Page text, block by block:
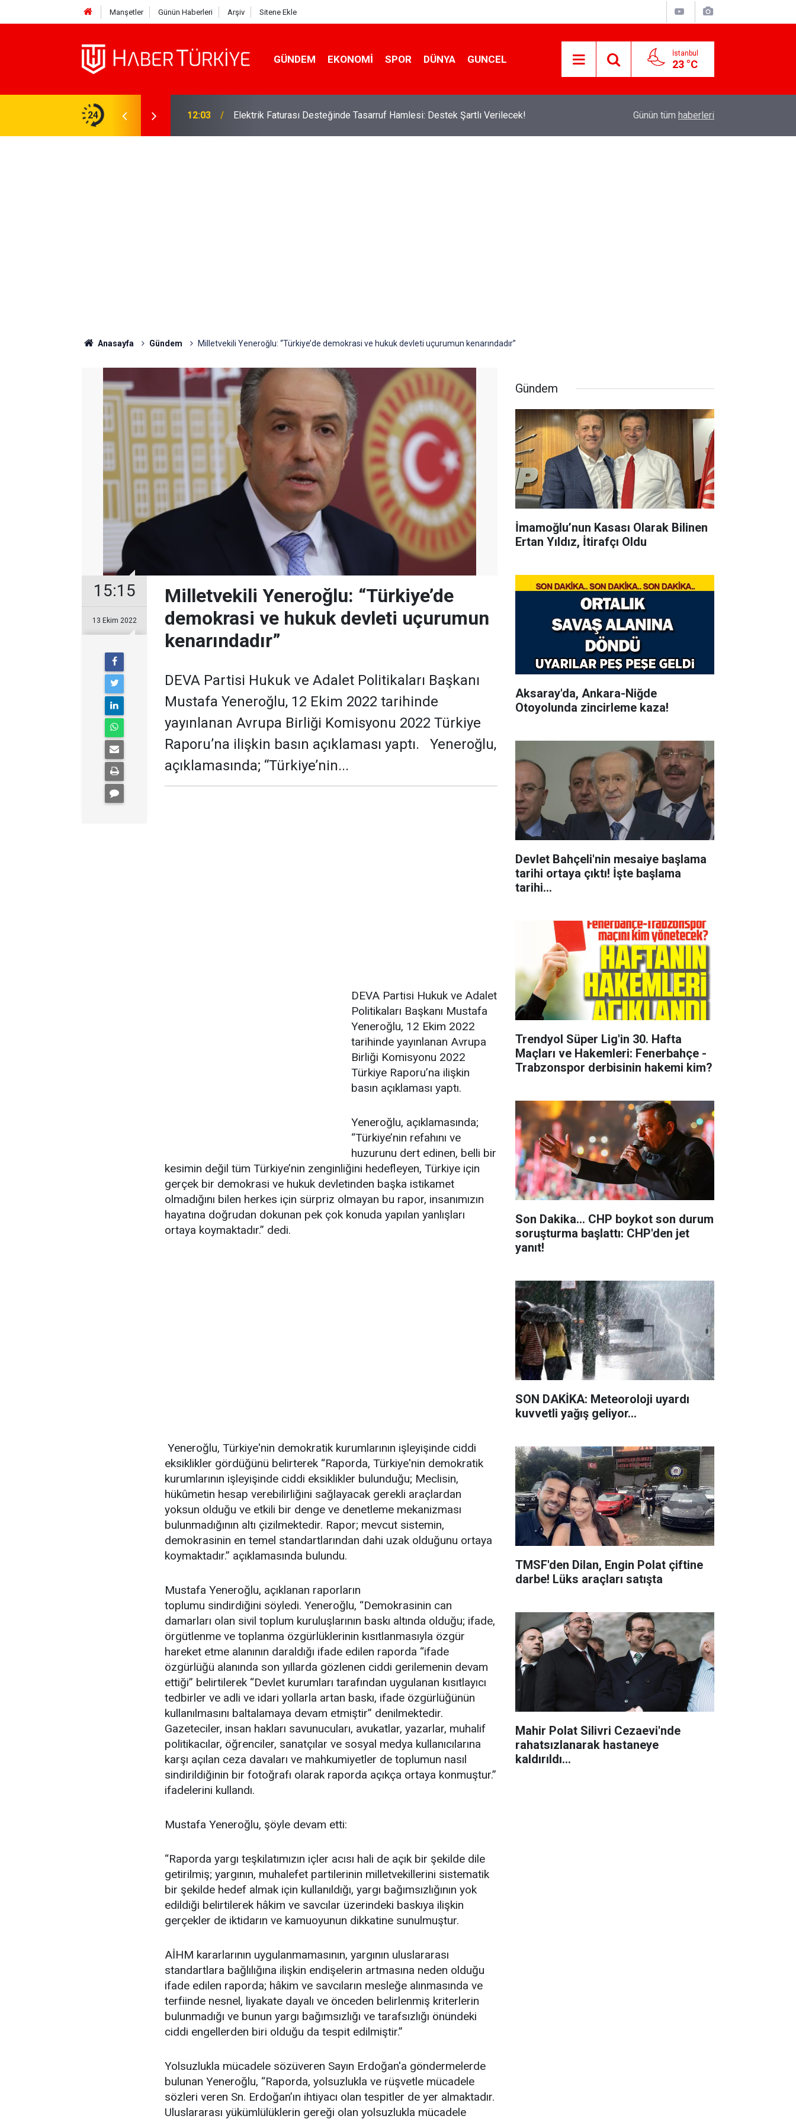
Manşetler Günün Haberleri Arşiv Sitene Ekle
GÜNDEM EKONOMI SPOR DÜNYA GUNCEL İstanbul
23 °C
24
İsmi İlhan Şeşen'den Acı Haber Geldi! 12:03 Elektrik Faturası Desteğinde Tasarruf Hamlesi: Destek Şartlı Verilecek! Vergi Uzmanı Ozan Bingöl'den Vergi
Günün tüm haberleri
Anasayfa Gündem Milletvekili Yeneroğlu: “Türkiye’de demokrasi ve hukuk devleti uçurumun kenarındadır”
15:15
13 Ekim 2022
Milletvekili Yeneroğlu: “Türkiye’de
demokrasi ve hukuk devleti uçurumun
kenarındadır”
DEVA Partisi Hukuk ve Adalet Politikaları Başkanı
Mustafa Yeneroğlu, 12 Ekim 2022 tarihinde
yayınlanan Avrupa Birliği Komisyonu 2022 Türkiye
Raporu’na ilişkin basın açıklaması yaptı. Yeneroğlu,
açıklamasında; “Türkiye’nin...
DEVA Partisi Hukuk ve Adalet
Politikaları Başkanı Mustafa
Yeneroğlu, 12 Ekim 2022
tarihinde yayınlanan Avrupa
Birliği Komisyonu 2022
Türkiye Raporu’na ilişkin
basın açıklaması yaptı.
Yeneroğlu, açıklamasında;
“Türkiye’nin refahını ve
huzurunu dert edinen, belli bir
kesimin değil tüm Türkiye’nin zenginliğini hedefleyen, Türkiye için
gerçek bir demokrasi ve hukuk devletinden başka istikamet
olmadığını bilen herkes için sürpriz olmayan bu rapor, insanımızın
hayatına doğrudan dokunan pek çok konuda yapılan yanlışları
ortaya koymaktadır.” dedi.
Yeneroğlu, Türkiye'nin demokratik kurumlarının işleyişinde ciddi
eksiklikler gördüğünü belirterek “Raporda, Türkiye'nin demokratik
kurumlarının işleyişinde ciddi eksiklikler bulunduğu; Meclisin,
hükûmetin hesap verebilirliğini sağlayacak gerekli araçlardan
yoksun olduğu ve etkili bir denge ve denetleme mekanizması
bulunmadığının altı çizilmektedir. Rapor; mevcut sistemin,
demokrasinin en temel standartlarından dahi uzak olduğunu ortaya
koymaktadır.” açıklamasında bulundu.
Mustafa Yeneroğlu, açıklanan raporların
toplumu sindirdiğini söyledi. Yeneroğlu, “Demokrasinin can
damarları olan sivil toplum kuruluşlarının baskı altında olduğu; ifade,
örgütlenme ve toplanma özgürlüklerinin kısıtlanmasıyla özgür
hareket etme alanının daraldığı ifade edilen raporda “ifade
özgürlüğü alanında son yıllarda gözlenen ciddi gerilemenin devam
ettiği” belirtilerek “Devlet kurumları tarafından uygulanan kısıtlayıcı
tedbirler ve adli ve idari yollarla artan baskı, ifade özgürlüğünün
kullanılmasını baltalamaya devam etmiştir” denilmektedir.
Gazeteciler, insan hakları savunucuları, avukatlar, yazarlar, muhalif
politikacılar, öğrenciler, sanatçılar ve sosyal medya kullanıcılarına
karşı açılan ceza davaları ve mahkumiyetler de toplumun nasıl
sindirildiğinin bir fotoğrafı olarak raporda açıkça ortaya konmuştur.”
ifadelerini kullandı.
Mustafa Yeneroğlu, şöyle devam etti:
“Raporda yargı teşkilatımızın içler acısı hali de açık bir şekilde dile
getirilmiş; yargının, muhalefet partilerinin milletvekillerini sistematik
bir şekilde hedef almak için kullanıldığı, yargı bağımsızlığının yok
edildiği belirtilerek hâkim ve savcılar üzerindeki baskıya ilişkin
gerçekler de iktidarın ve kamuoyunun dikkatine sunulmuştur.
AİHM kararlarının uygulanmamasının, yargının uluslararası
standartlara bağlılığına ilişkin endişelerin artmasına neden olduğu
ifade edilen raporda; hâkim ve savcıların mesleğe alınmasında ve
terfiinde nesnel, liyakate dayalı ve önceden belirlenmiş kriterlerin
bulunmadığı ve bunun yargı bağımsızlığı ve tarafsızlığı önündeki
ciddi engellerden biri olduğu da tespit edilmiştir.”
Yolsuzlukla mücadele sözüveren Sayın Erdoğan'a göndermelerde
bulunan Yeneroğlu, “Raporda, yolsuzlukla ve rüşvetle mücadele
sözleri veren Sn. Erdoğan’ın ihtiyacı olan tespitler de yer almaktadır.
Uluslararası yükümlülüklerin gereği olan yolsuzlukla mücadele
Gündem
İmamoğlu’nun Kasası Olarak Bilinen
Ertan Yıldız, İtirafçı Oldu
Aksaray'da, Ankara-Niğde
Otoyolunda zincirleme kaza!
Devlet Bahçeli'nin mesaiye başlama
tarihi ortaya çıktı! İşte başlama
tarihi...
​Trendyol Süper Lig'in 30. Hafta
Maçları ve Hakemleri: Fenerbahçe -
Trabzonspor derbisinin hakemi kim?
Son Dakika... ​CHP boykot son durum
soruşturma başlattı: CHP'den jet
yanıt!
SON DAKİKA: Meteoroloji uyardı
kuvvetli yağış geliyor...
TMSF'den Dilan, Engin Polat çiftine
darbe! Lüks araçları satışta
Mahir Polat Silivri Cezaevi'nde
rahatsızlanarak hastaneye
kaldırıldı...